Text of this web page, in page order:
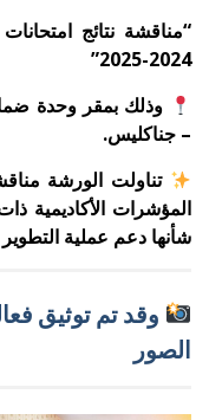
“مناقشة نتائج
2024-2025”
وذلك بمقر وحدة ضمان
– جناكليس.
تناولت الورشة
المؤشرات الأكاديمية
شأنها دعم عملية
وقد تم توثيق
الصور